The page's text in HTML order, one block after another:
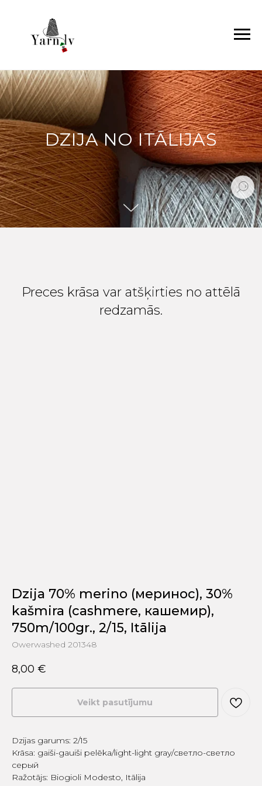
DZIJA NO ITĀLIJAS
Preces krāsa var atšķirties no attēlā
redzamās.
Dzija 70% merino (меринос), 30%
kašmira (cashmere, кашемир),
750m/100gr., 2/15, Itālija
Owerwashed 201348
8,00 €
Veikt pasutījumu
Dzijas garums: 2/15
Krāsa: gaiši-gauiši pelēka/light-light gray/светло-светло
серый
Ražotājs: Biogioli Modesto, Itālija